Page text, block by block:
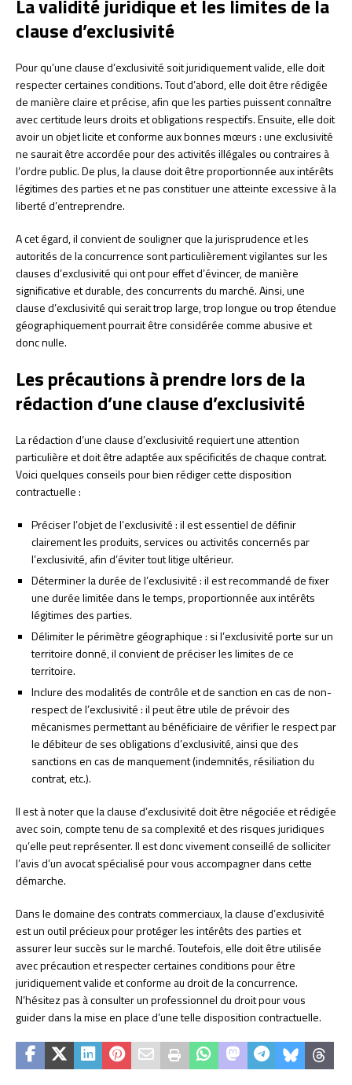
La validité juridique et les limites de la
clause d’exclusivité
Pour qu’une clause d’exclusivité soit juridiquement valide, elle doit
respecter certaines conditions. Tout d’abord, elle doit être rédigée
de manière claire et précise, afin que les parties puissent connaître
avec certitude leurs droits et obligations respectifs. Ensuite, elle doit
avoir un objet licite et conforme aux bonnes mœurs : une exclusivité
ne saurait être accordée pour des activités illégales ou contraires à
l’ordre public. De plus, la clause doit être proportionnée aux intérêts
légitimes des parties et ne pas constituer une atteinte excessive à la
liberté d’entreprendre.
A cet égard, il convient de souligner que la jurisprudence et les
autorités de la concurrence sont particulièrement vigilantes sur les
clauses d’exclusivité qui ont pour effet d’évincer, de manière
significative et durable, des concurrents du marché. Ainsi, une
clause d’exclusivité qui serait trop large, trop longue ou trop étendue
géographiquement pourrait être considérée comme abusive et
donc nulle.
Les précautions à prendre lors de la
rédaction d’une clause d’exclusivité
La rédaction d’une clause d’exclusivité requiert une attention
particulière et doit être adaptée aux spécificités de chaque contrat.
Voici quelques conseils pour bien rédiger cette disposition
contractuelle :
Préciser l’objet de l’exclusivité : il est essentiel de définir
clairement les produits, services ou activités concernés par
l’exclusivité, afin d’éviter tout litige ultérieur.
Déterminer la durée de l’exclusivité : il est recommandé de fixer
une durée limitée dans le temps, proportionnée aux intérêts
légitimes des parties.
Délimiter le périmètre géographique : si l’exclusivité porte sur un
territoire donné, il convient de préciser les limites de ce
territoire.
Inclure des modalités de contrôle et de sanction en cas de non-
respect de l’exclusivité : il peut être utile de prévoir des
mécanismes permettant au bénéficiaire de vérifier le respect par
le débiteur de ses obligations d’exclusivité, ainsi que des
sanctions en cas de manquement (indemnités, résiliation du
contrat, etc.).
Il est à noter que la clause d’exclusivité doit être négociée et rédigée
avec soin, compte tenu de sa complexité et des risques juridiques
qu’elle peut représenter. Il est donc vivement conseillé de solliciter
l’avis d’un avocat spécialisé pour vous accompagner dans cette
démarche.
Dans le domaine des contrats commerciaux, la clause d’exclusivité
est un outil précieux pour protéger les intérêts des parties et
assurer leur succès sur le marché. Toutefois, elle doit être utilisée
avec précaution et respecter certaines conditions pour être
juridiquement valide et conforme au droit de la concurrence.
N’hésitez pas à consulter un professionnel du droit pour vous
guider dans la mise en place d’une telle disposition contractuelle.